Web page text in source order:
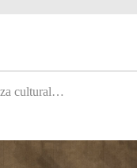
cultural…